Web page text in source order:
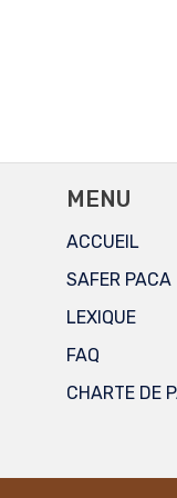
MENU
ACCUEIL
SAFER PACA
LEXIQUE
FAQ
CHARTE DE